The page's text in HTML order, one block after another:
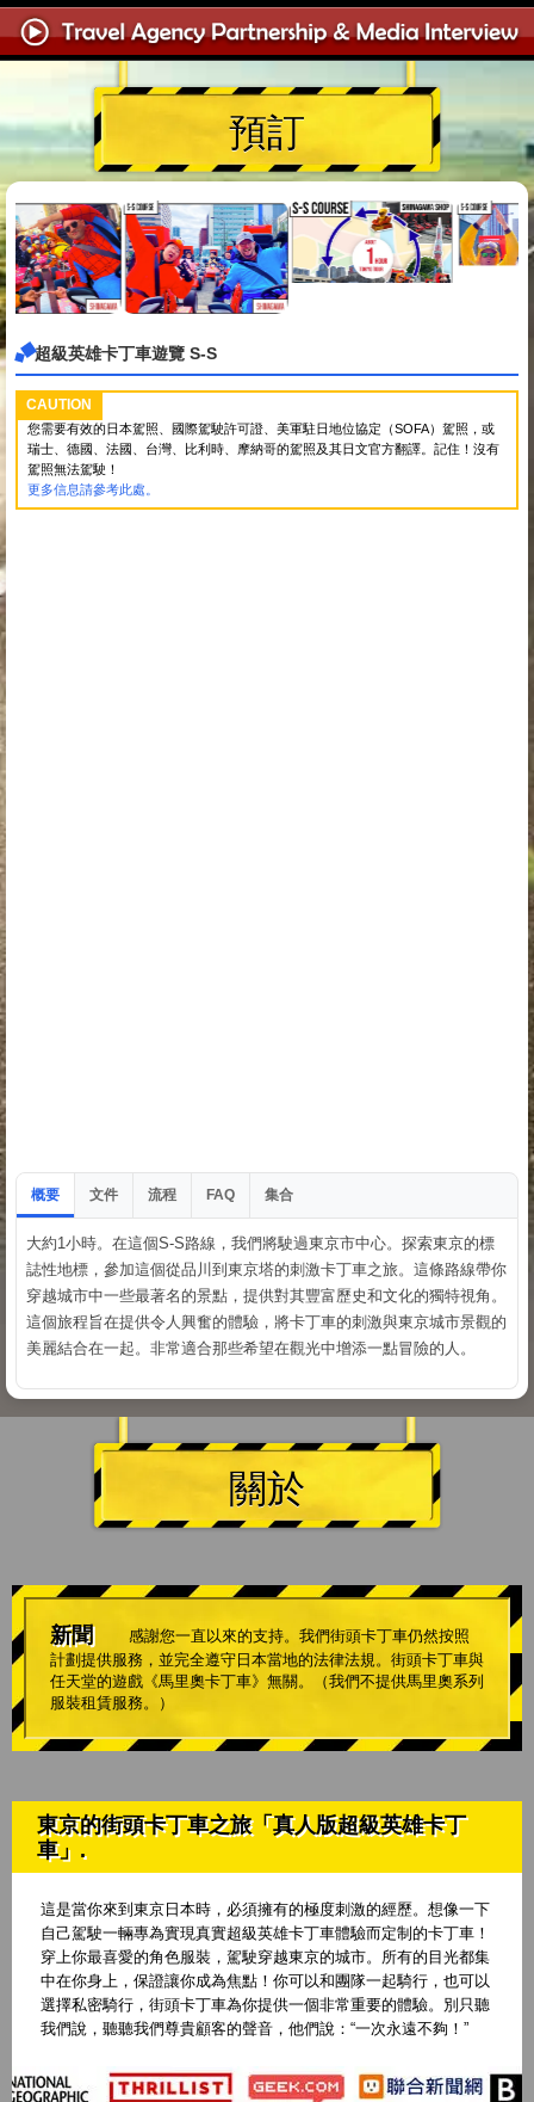
預訂
超級英雄卡丁車遊覽 S-S
CAUTION
您需要有效的日本駕照、國際駕駛許可證、美軍駐日地位協定（SOFA）駕照，或
瑞士、德國、法國、台灣、比利時、摩納哥的駕照及其日文官方翻譯。記住！沒有
駕照無法駕駛！
更多信息請參考此處。
概要 文件 流程 FAQ 集合
大約1小時。在這個S-S路線，我們將駛過東京市中心。探索東京的標
誌性地標，參加這個從品川到東京塔的刺激卡丁車之旅。這條路線帶你
穿越城市中一些最著名的景點，提供對其豐富歷史和文化的獨特視角。
這個旅程旨在提供令人興奮的體驗，將卡丁車的刺激與東京城市景觀的
美麗結合在一起。非常適合那些希望在觀光中增添一點冒險的人。
關於
新聞
感謝您一直以來的支持。我們街頭卡丁車仍然按照
計劃提供服務，並完全遵守日本當地的法律法規。街頭卡丁車與
任天堂的遊戲《馬里奧卡丁車》無關。（我們不提供馬里奧系列
服裝租賃服務。）
東京的街頭卡丁車之旅「真人版超級英雄卡丁
車」.
這是當你來到東京日本時，必須擁有的極度刺激的經歷。想像一下
自己駕駛一輛專為實現真實超級英雄卡丁車體驗而定制的卡丁車！
穿上你最喜愛的角色服裝，駕駛穿越東京的城市。所有的目光都集
中在你身上，保證讓你成為焦點！你可以和團隊一起騎行，也可以
選擇私密騎行，街頭卡丁車為你提供一個非常重要的體驗。別只聽
我們說，聽聽我們尊貴顧客的聲音，他們說：“一次永遠不夠！”